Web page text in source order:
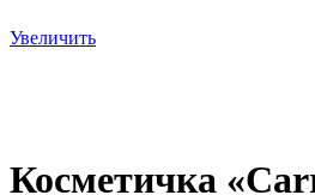
Увеличить
Косметичка